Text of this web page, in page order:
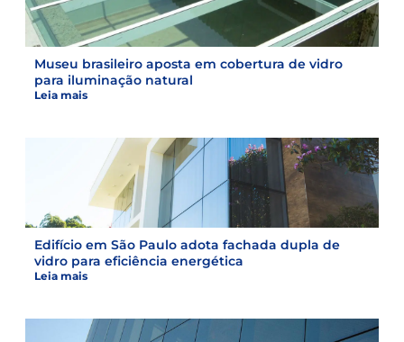
Museu brasileiro aposta em cobertura de vidro
para iluminação natural
Leia mais
Edifício em São Paulo adota fachada dupla de
vidro para eficiência energética
Leia mais